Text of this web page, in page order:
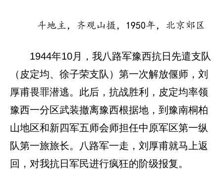
斗地主，齐观山摄，1950年，北京郊区
1944年10月，我八路军豫西抗日先遣支队
（皮定均、徐子荣支队）第一次解放偃师，刘
厚甫畏罪潜逃。此后，抗战胜利，皮定均率领
豫西一分区武装撤离豫西根据地，到豫南桐柏
山地区和新四军五师会师担任中原军区第一纵
队第一旅旅长。八路军一走，刘厚甫就马上返
回，对我抗日军民进行疯狂的阶级报复。